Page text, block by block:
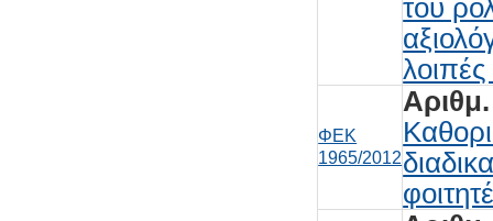
του
λοιπές
ΦΕΚ
1965/2012